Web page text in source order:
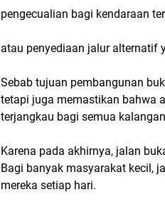
pengecualian bagi kendaraan
atau penyediaan jalur alternatif
Sebab tujuan pembangunan
tetapi juga memastikan bahwa
terjangkau bagi semua
Karena pada akhirnya, jalan
Bagi banyak masyarakat kecil,
mereka setiap hari.